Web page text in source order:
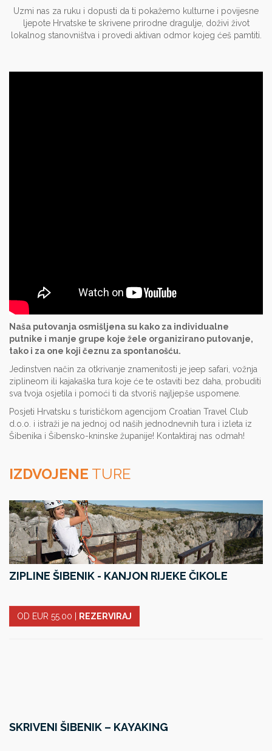
Uzmi nas za ruku i dopusti da ti pokažemo kulturne i povijesne
ljepote Hrvatske te skrivene prirodne dragulje, doživi život
lokalnog stanovništva i provedi aktivan odmor kojeg ćeš pamtiti.
Naša putovanja osmišljena su kako za individualne
putnike i manje grupe koje žele organizirano putovanje,
tako i za one koji čeznu za spontanošću.
Jedinstven način za otkrivanje znamenitosti je jeep safari, vožnja
ziplineom ili kajakaška tura koje će te ostaviti bez daha, probuditi
sva tvoja osjetila i pomoći ti da stvoriš najljepše uspomene.
Posjeti Hrvatsku s turističkom agencijom Croatian Travel Club
d.o.o. i istraži je na jednoj od naših jednodnevnih tura i izleta iz
Šibenika i Šibensko-kninske županije! Kontaktiraj nas odmah!
IZDVOJENE TURE
ZIPLINE ŠIBENIK - KANJON RIJEKE ČIKOLE
OD EUR 55.00 REZERVIRAJ
SKRIVENI ŠIBENIK – KAYAKING